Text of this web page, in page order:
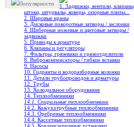
Популярности
1. Задвижки, вентили, клапаны,
штоки, штурвалы, коверы, опорные плиты...
2. Шаровые краны
3. Дисковые поворотные затворы / заслонки
4. Шиберные ножевые и щитовые затворы /
задвижки
5. Приводы к арматуре
6. Клапаны и регуляторы
7. Фильтры, грязевики и грязеотделители
8. Виброкомпенсаторы / гибкие вставки
9. Насосы
10. Гидранты и водоразборные колонки
11. Детали трубопроводов и арматуры
12. Трубы
13. Холодильное oборудование
14. Теплообменники
14.1. Спиральные теплообменники
14.2. Кожухотрубные теплообменники
14.3. Оребреные теплообменники
14.4. Кассетные теплообменники
14.5. Конденсационные установки